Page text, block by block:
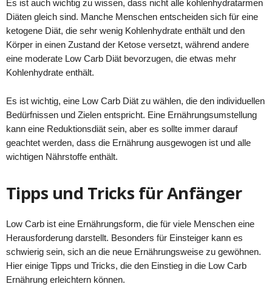
Es ist auch wichtig zu wissen, dass nicht alle kohlenhydratarmen
Diäten gleich sind. Manche Menschen entscheiden sich für eine
ketogene Diät, die sehr wenig Kohlenhydrate enthält und den
Körper in einen Zustand der Ketose versetzt, während andere
eine moderate Low Carb Diät bevorzugen, die etwas mehr
Kohlenhydrate enthält.
Es ist wichtig, eine Low Carb Diät zu wählen, die den individuellen
Bedürfnissen und Zielen entspricht. Eine Ernährungsumstellung
kann eine Reduktionsdiät sein, aber es sollte immer darauf
geachtet werden, dass die Ernährung ausgewogen ist und alle
wichtigen Nährstoffe enthält.
Tipps und Tricks für Anfänger
Low Carb ist eine Ernährungsform, die für viele Menschen eine
Herausforderung darstellt. Besonders für Einsteiger kann es
schwierig sein, sich an die neue Ernährungsweise zu gewöhnen.
Hier einige Tipps und Tricks, die den Einstieg in die Low Carb
Ernährung erleichtern können.